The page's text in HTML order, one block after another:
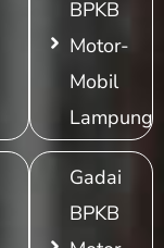
BPKB
Motor-
Mobil
Lampung
Gadai
BPKB